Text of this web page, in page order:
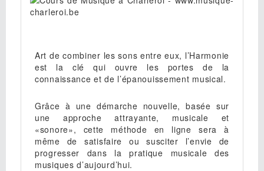
Art de combiner les sons entre eux, l’Harmonie
est la clé qui ouvre les portes de la
connaissance et de l’épanouissement musical.
Grâce à une démarche nouvelle, basée sur
une approche attrayante, musicale et
«sonore», cette méthode en ligne sera à
même de satisfaire ou susciter l’envie de
progresser dans la pratique musicale des
musiques d’aujourd’hui.